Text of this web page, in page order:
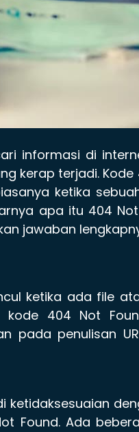
informasi di
kerap terjadi.
ketika
apa itu 404
jawaban
ketika ada file
kode 404 Not
pada penulisan
ketidaksesuaian
Found. Ada